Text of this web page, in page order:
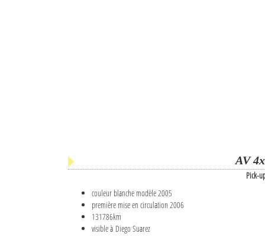
AV
Pick-
couleur blanche modèle 2005
première mise en circulation 2006
131786km
visible à Diego Suarez